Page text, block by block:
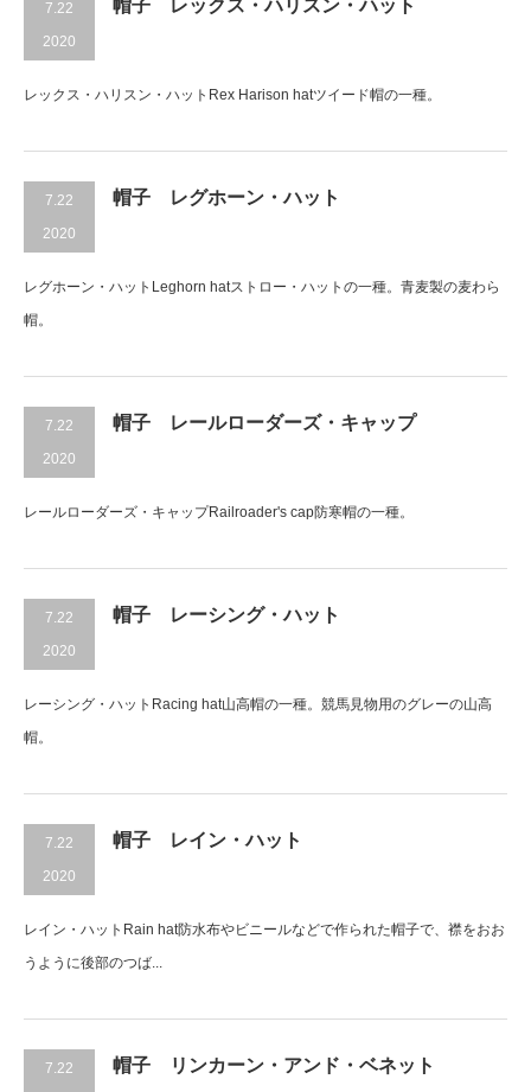
7.22
2020
帽子 レックス・ハリスン・ハット
レックス・ハリスン・ハットRex Harison hatツイード帽の一種。
7.22
2020
帽子 レグホーン・ハット
レグホーン・ハットLeghorn hatストロー・ハットの一種。青麦製の麦わら
帽。
7.22
2020
帽子 レールローダーズ・キャップ
レールローダーズ・キャップRailroader's cap防寒帽の一種。
7.22
2020
帽子 レーシング・ハット
レーシング・ハットRacing hat山高帽の一種。競馬見物用のグレーの山高
帽。
7.22
2020
帽子 レイン・ハット
レイン・ハットRain hat防水布やビニールなどで作られた帽子で、襟をおお
うように後部のつば...
7.22
帽子 リンカーン・アンド・ベネット